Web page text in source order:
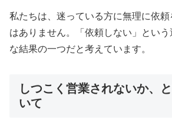
私たちは、迷っている方に無理に依
はありません。「依頼しない」とい
な結果の一つだと考えています。
しつこく営業されないか、
いて